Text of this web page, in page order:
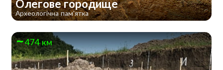
Олегове городище
Археологічна пам'ятка
474 км